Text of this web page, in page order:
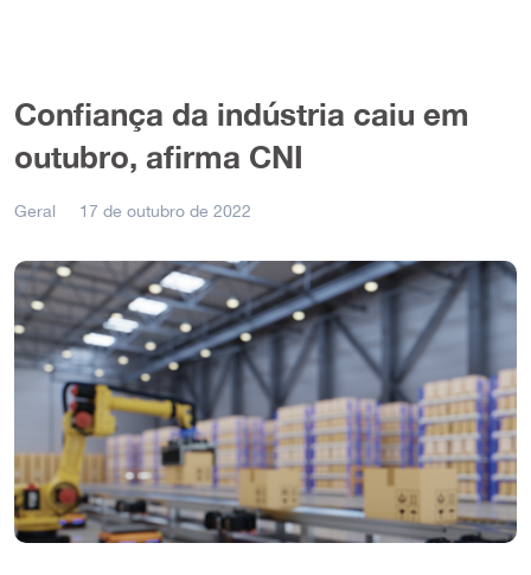
Confiança da indústria caiu em
outubro, afirma CNI
Geral 17 de outubro de 2022